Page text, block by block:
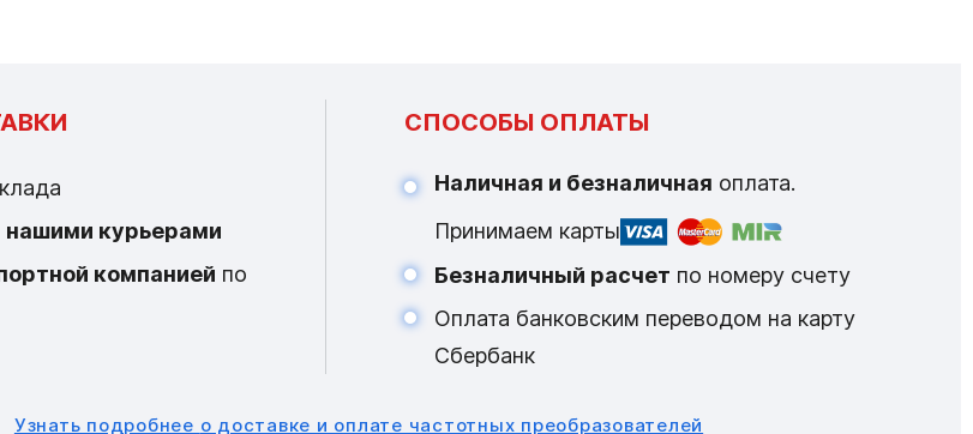
нашими курьерами
компанией по
СПОСОБЫ ОПЛАТЫ
Наличная и безналичная оплата.
Принимаем карты
Безналичный расчет по номеру счету
Оплата банковским переводом на карту
Сбербанк
Узнать подробнее о доставке и оплате частотных преобразователей